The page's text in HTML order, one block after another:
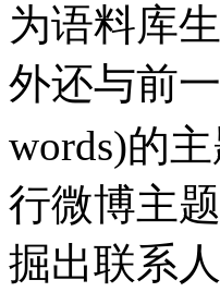
为语料库
外还与前
words)的
行微博主
掘出联系